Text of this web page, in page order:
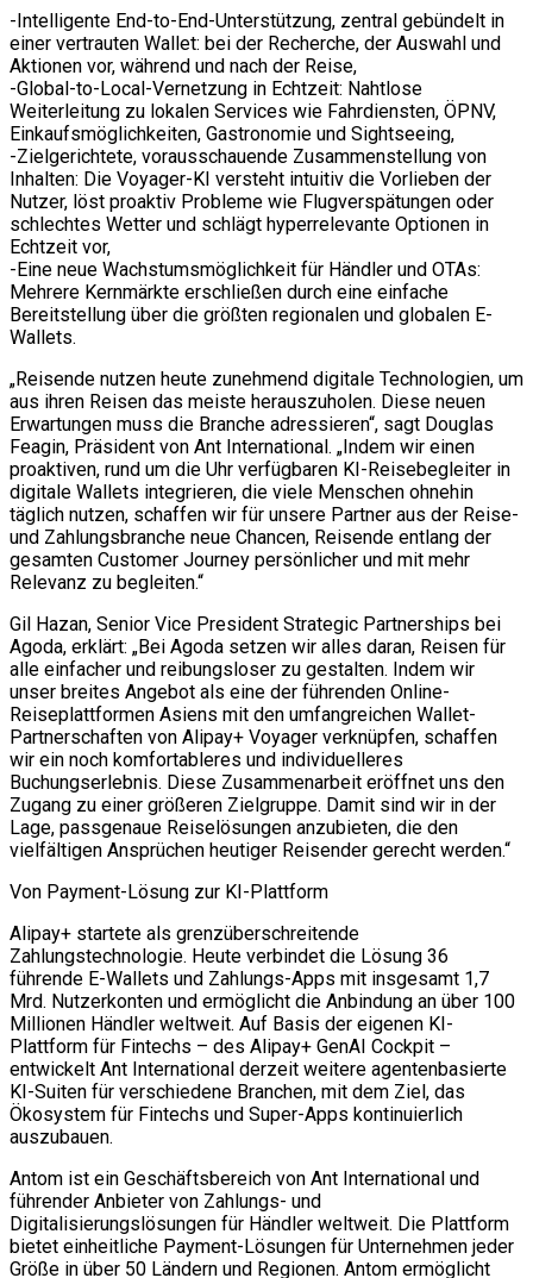
-Intelligente End-to-End-Unterstützung, zentral gebündelt in
einer vertrauten Wallet: bei der Recherche, der Auswahl und
Aktionen vor, während und nach der Reise,
-Global-to-Local-Vernetzung in Echtzeit: Nahtlose
Weiterleitung zu lokalen Services wie Fahrdiensten, ÖPNV,
Einkaufsmöglichkeiten, Gastronomie und Sightseeing,
-Zielgerichtete, vorausschauende Zusammenstellung von
Inhalten: Die Voyager-KI versteht intuitiv die Vorlieben der
Nutzer, löst proaktiv Probleme wie Flugverspätungen oder
schlechtes Wetter und schlägt hyperrelevante Optionen in
Echtzeit vor,
-Eine neue Wachstumsmöglichkeit für Händler und OTAs:
Mehrere Kernmärkte erschließen durch eine einfache
Bereitstellung über die größten regionalen und globalen E-
Wallets.
„Reisende nutzen heute zunehmend digitale Technologien, um
aus ihren Reisen das meiste herauszuholen. Diese neuen
Erwartungen muss die Branche adressieren“, sagt Douglas
Feagin, Präsident von Ant International. „Indem wir einen
proaktiven, rund um die Uhr verfügbaren KI-Reisebegleiter in
digitale Wallets integrieren, die viele Menschen ohnehin
täglich nutzen, schaffen wir für unsere Partner aus der Reise-
und Zahlungsbranche neue Chancen, Reisende entlang der
gesamten Customer Journey persönlicher und mit mehr
Relevanz zu begleiten.“
Gil Hazan, Senior Vice President Strategic Partnerships bei
Agoda, erklärt: „Bei Agoda setzen wir alles daran, Reisen für
alle einfacher und reibungsloser zu gestalten. Indem wir
unser breites Angebot als eine der führenden Online-
Reiseplattformen Asiens mit den umfangreichen Wallet-
Partnerschaften von Alipay+ Voyager verknüpfen, schaffen
wir ein noch komfortableres und individuelleres
Buchungserlebnis. Diese Zusammenarbeit eröffnet uns den
Zugang zu einer größeren Zielgruppe. Damit sind wir in der
Lage, passgenaue Reiselösungen anzubieten, die den
vielfältigen Ansprüchen heutiger Reisender gerecht werden.“
Von Payment-Lösung zur KI-Plattform
Alipay+ startete als grenzüberschreitende
Zahlungstechnologie. Heute verbindet die Lösung 36
führende E-Wallets und Zahlungs-Apps mit insgesamt 1,7
Mrd. Nutzerkonten und ermöglicht die Anbindung an über 100
Millionen Händler weltweit. Auf Basis der eigenen KI-
Plattform für Fintechs – des Alipay+ GenAI Cockpit –
entwickelt Ant International derzeit weitere agentenbasierte
KI-Suiten für verschiedene Branchen, mit dem Ziel, das
Ökosystem für Fintechs und Super-Apps kontinuierlich
auszubauen.
Antom ist ein Geschäftsbereich von Ant International und
führender Anbieter von Zahlungs- und
Digitalisierungslösungen für Händler weltweit. Die Plattform
bietet einheitliche Payment-Lösungen für Unternehmen jeder
Größe in über 50 Ländern und Regionen. Antom ermöglicht